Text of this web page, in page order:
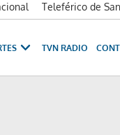
Teleférico de
TVN RADIO